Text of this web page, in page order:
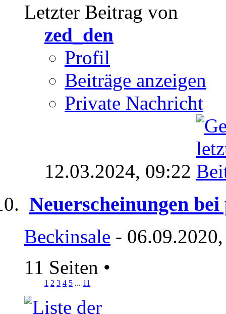
Letzter Beitrag von
zed_den
Profil
Beiträge anzeigen
Private Nachricht
12.03.2024, 09:22
Neuerscheinungen
Beckinsale -
11 Seiten •
1 2 3 4 5 ... 11